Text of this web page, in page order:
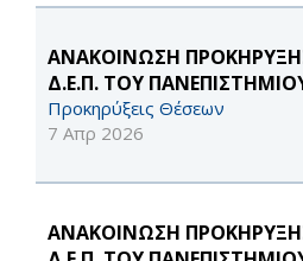
ΑΝΑΚΟΙΝΩΣΗ
Δ.Ε.Π. ΤΟΥ
Προκηρύξεις Θέσεων
7 Απρ 2026
ΑΝΑΚΟΙΝΩΣΗ